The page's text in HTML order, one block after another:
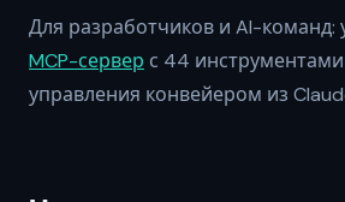
Для разработчиков и AI-команд:
MCP-сервер с 44
управления конвейером из